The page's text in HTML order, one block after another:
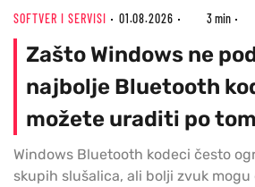
SOFTVER I SERVISI 01.08.2026 3 min
Zašto Windows ne
najbolje Bluetooth
možete uraditi po
Windows Bluetooth kodeci često
skupih slušalica, ali bolji zvuk mogu